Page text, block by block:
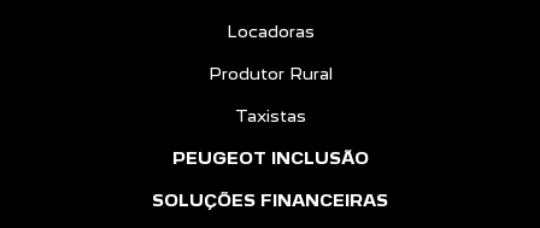
Locadoras
Produtor Rural
Taxistas
PEUGEOT INCLUSÃO
SOLUÇÕES FINANCEIRAS